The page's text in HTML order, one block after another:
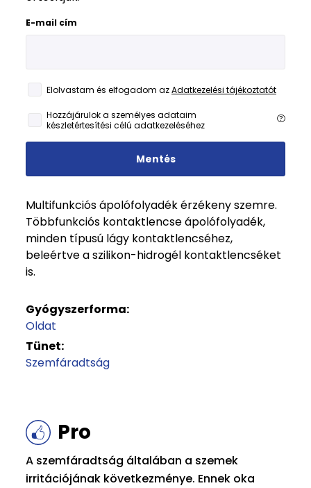
E-mail cím
Elolvastam és elfogadom azAdatkezelési tájékoztatót
Hozzájárulok a személyes adataim
készletértesítési célú adatkezeléséhez
Mentés
Multifunkciós ápolófolyadék érzékeny szemre.
Többfunkciós kontaktlencse ápolófolyadék,
minden típusú lágy kontaktlencséhez,
beleértve a szilikon-hidrogél kontaktlencséket
is.
Gyógyszerforma:
Oldat
Tünet:
Szemfáradtság
Pro
A szemfáradtság általában a szemek
irritációjának következménye. Ennek oka